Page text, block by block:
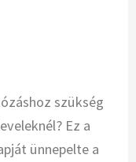
szükség
Ez a
ünnepelte a